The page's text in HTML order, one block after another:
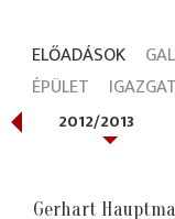
ELŐADÁSOK
ÉPÜLET
2012/2013
Gerhart